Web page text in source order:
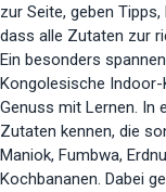
zur Seite, geben
dass alle Zutaten zur
Ein besonders
Kongolesische Indoor-
Genuss mit Lernen. In
Zutaten kennen, die
Maniok, Fumbwa,
Kochbananen. Dabei